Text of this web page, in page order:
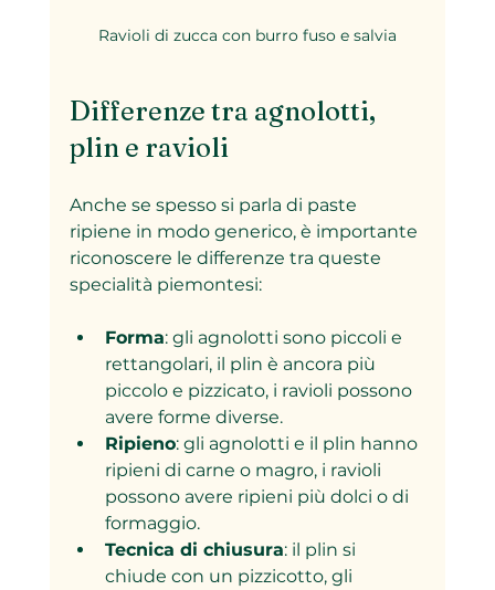
Ravioli di zucca con burro fuso e salvia
Differenze tra agnolotti,
plin e ravioli
Anche se spesso si parla di paste
ripiene in modo generico, è importante
riconoscere le differenze tra queste
specialità piemontesi:
Forma: gli agnolotti sono piccoli e
rettangolari, il plin è ancora più
piccolo e pizzicato, i ravioli possono
avere forme diverse.
Ripieno: gli agnolotti e il plin hanno
ripieni di carne o magro, i ravioli
possono avere ripieni più dolci o di
formaggio.
Tecnica di chiusura: il plin si
chiude con un pizzicotto, gli